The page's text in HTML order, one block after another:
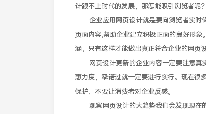
计跟不上时代的发展，那怎能吸引浏览者呢？
企业应用网页设计就是要向浏览者实时
页面内容,帮助企业建立积极正面的良好形
涵，只有这样才能做出真正符合企业的网页设
网页设计更新的企业内容一定要注意真
惠力度，承诺过就一定要进行实行。现在很
保护，不要让消费者对企业反感。
观察网页设计的大趋势我们会发现现在